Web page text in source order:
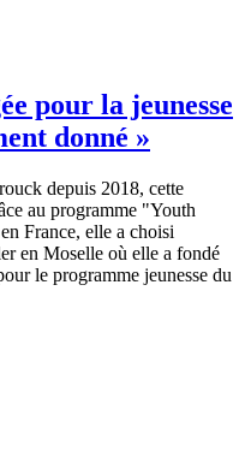
pour la jeunesse
donné »
depuis 2018, cette
au programme "Youth
France, elle a choisi
en Moselle où elle a fondé
le programme jeunesse du